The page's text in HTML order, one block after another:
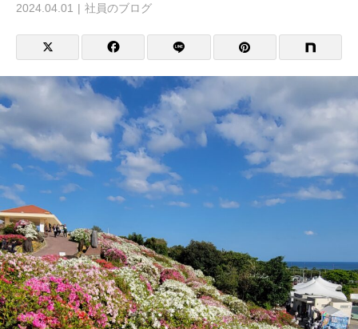
2024.04.01 社員のブログ